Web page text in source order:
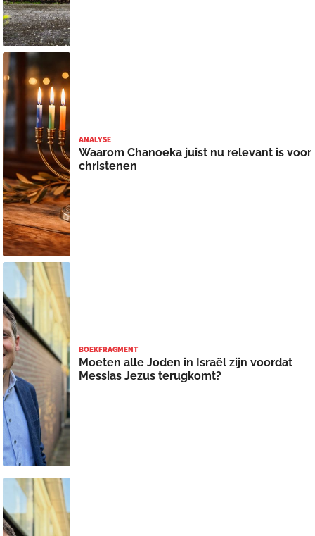
ANALYSE
Waarom Chanoeka juist nu relevant is voor
christenen
BOEKFRAGMENT
Moeten alle Joden in Israël zijn voordat
Messias Jezus terugkomt?